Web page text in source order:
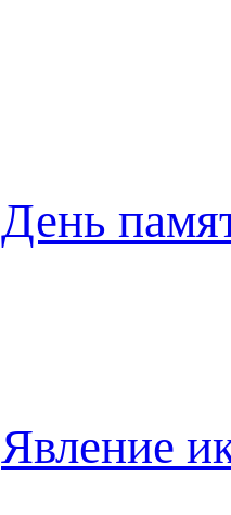
День
Явлeние